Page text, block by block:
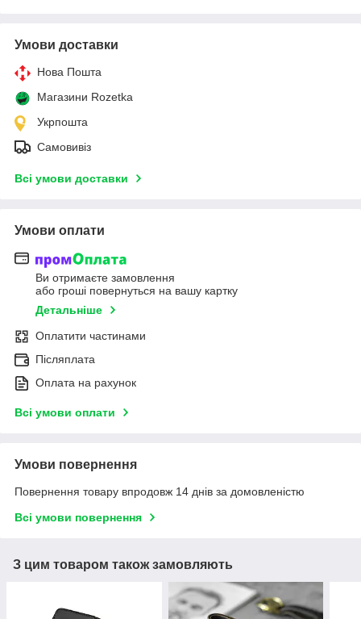
Умови доставки
Нова Пошта
Магазини Rozetka
Укрпошта
Самовивіз
Всі умови доставки
Умови оплати
Ви отримаєте замовлення
або гроші повернуться на вашу картку
Детальніше
Оплатити частинами
Післяплата
Оплата на рахунок
Всі умови оплати
Умови повернення
Повернення товару впродовж 14 днів за домовленістю
Всі умови повернення
З цим товаром також замовляють